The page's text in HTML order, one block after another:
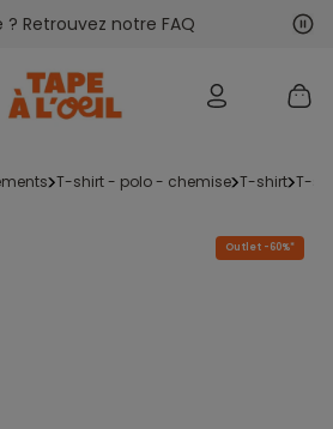
? Retrouvez notre FAQ
t-shirt - polo - chemise t-shirt t-
Outlet -60%*